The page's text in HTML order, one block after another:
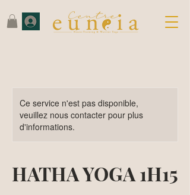
Ce service n'est pas disponible,
veuillez nous contacter pour plus
d'informations.
HATHA YOGA 1H15